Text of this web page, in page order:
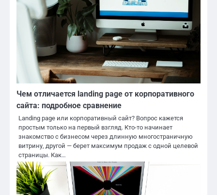
Чем отличается landing page от корпоративного
сайта: подробное сравнение
Landing page или корпоративный сайт? Вопрос кажется
простым только на первый взгляд. Кто-то начинает
знакомство с бизнесом через длинную многостраничную
витрину, другой — берет максимум продаж с одной целевой
страницы. Как…